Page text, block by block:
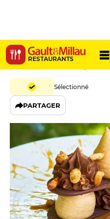
RESTAURANTS
Le Petit
12 Chemin du Moulin, 69510
Sélectionné
PARTAGER